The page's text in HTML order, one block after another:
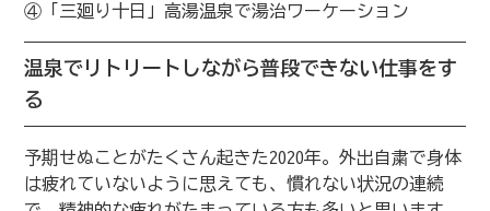
④「三廻り十日」高湯温泉で湯治ワーケーション
温泉でリトリートしながら普段できない仕事をす
る
予期せぬことがたくさん起きた2020年。外出自粛で身体
は疲れていないように思えても、慣れない状況の連続